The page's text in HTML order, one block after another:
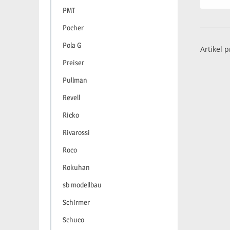
PMT
Pocher
Pola G
Preiser
Pullman
Revell
Ricko
Rivarossi
Roco
Rokuhan
sb modellbau
Schirmer
Schuco
Artikel